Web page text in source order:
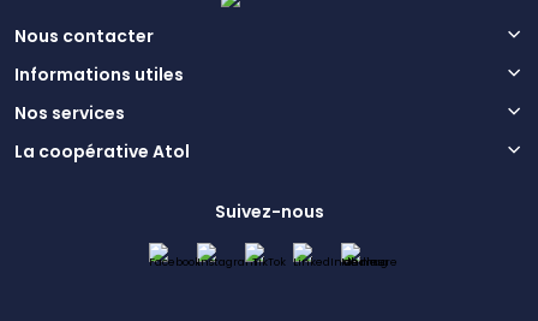
Nous contacter
Informations utiles
Nos services
La coopérative Atol
Suivez-nous